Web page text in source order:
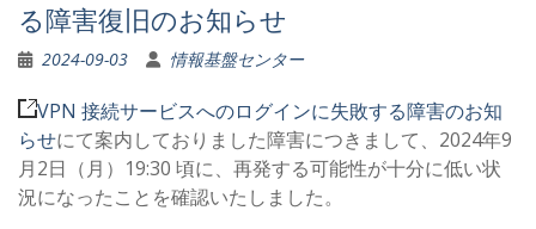
る障害復旧のお知らせ
2024-09-03 情報基盤センター
VPN 接続サービスへのログインに失敗する障害のお知
らせにて案内しておりました障害につきまして、2024年9
月2日（月）19:30 頃に、再発する可能性が十分に低い状
況になったことを確認いたしました。